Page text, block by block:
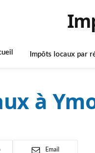
Impôts locaux par
à
Email